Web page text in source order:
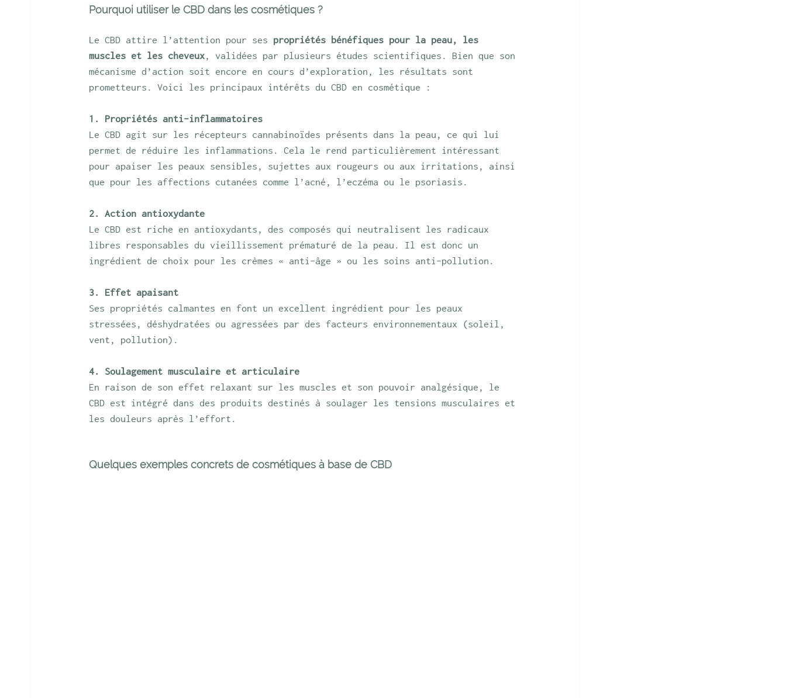
Pourquoi utiliser le CBD dans les cosmétiques ?
Le CBD attire l’attention pour ses propriétés bénéfiques pour la peau, les
muscles et les cheveux, validées par plusieurs études scientifiques. Bien que son
mécanisme d’action soit encore en cours d’exploration, les résultats sont
prometteurs. Voici les principaux intérêts du CBD en cosmétique :
1. Propriétés anti-inflammatoires
Le CBD agit sur les récepteurs cannabinoïdes présents dans la peau, ce qui lui
permet de réduire les inflammations. Cela le rend particulièrement intéressant
pour apaiser les peaux sensibles, sujettes aux rougeurs ou aux irritations, ainsi
que pour les affections cutanées comme l’acné, l’eczéma ou le psoriasis.
2. Action antioxydante
Le CBD est riche en antioxydants, des composés qui neutralisent les radicaux
libres responsables du vieillissement prématuré de la peau. Il est donc un
ingrédient de choix pour les crèmes « anti-âge » ou les soins anti-pollution.
3. Effet apaisant
Ses propriétés calmantes en font un excellent ingrédient pour les peaux
stressées, déshydratées ou agressées par des facteurs environnementaux (soleil,
vent, pollution).
4. Soulagement musculaire et articulaire
En raison de son effet relaxant sur les muscles et son pouvoir analgésique, le
CBD est intégré dans des produits destinés à soulager les tensions musculaires et
les douleurs après l’effort.
Quelques exemples concrets de cosmétiques à base de CBD